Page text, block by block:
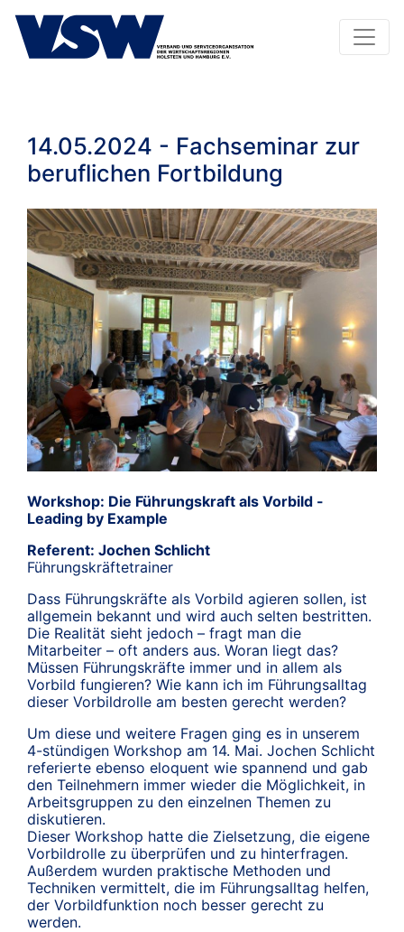
14.05.2024 - Fachseminar zur
beruflichen Fortbildung
Workshop: Die Führungskraft als Vorbild -
Leading by Example
Referent: Jochen Schlicht
Führungskräftetrainer
Dass Führungskräfte als Vorbild agieren sollen, ist
allgemein bekannt und wird auch selten bestritten.
Die Realität sieht jedoch – fragt man die
Mitarbeiter – oft anders aus. Woran liegt das?
Müssen Führungskräfte immer und in allem als
Vorbild fungieren? Wie kann ich im Führungsalltag
dieser Vorbildrolle am besten gerecht werden?
Um diese und weitere Fragen ging es in unserem
4-stündigen Workshop am 14. Mai. Jochen Schlicht
referierte ebenso eloquent wie spannend und gab
den Teilnehmern immer wieder die Möglichkeit, in
Arbeitsgruppen zu den einzelnen Themen zu
diskutieren.
Dieser Workshop hatte die Zielsetzung, die eigene
Vorbildrolle zu überprüfen und zu hinterfragen.
Außerdem wurden praktische Methoden und
Techniken vermittelt, die im Führungsalltag helfen,
der Vorbildfunktion noch besser gerecht zu
werden.